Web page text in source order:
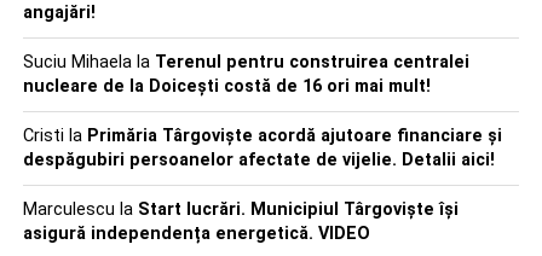
angajări!
Suciu Mihaelala Terenul pentru construirea centralei
nucleare de la Doicești costă de 16 ori mai mult!
Cristi la Primăria Târgoviște acordă ajutoare financiare și
despăgubiri persoanelor afectate de vijelie. Detalii aici!
Marculescu la Start lucrări. Municipiul Târgoviște își
asigură independența energetică. VIDEO